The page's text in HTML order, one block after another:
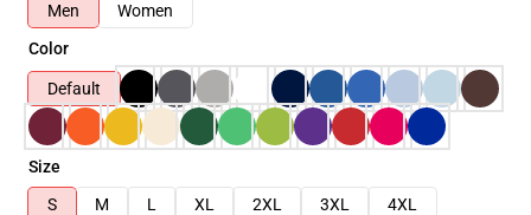
Men
Women
Color
Default
Size
S
M L XL 2XL 3XL
4XL